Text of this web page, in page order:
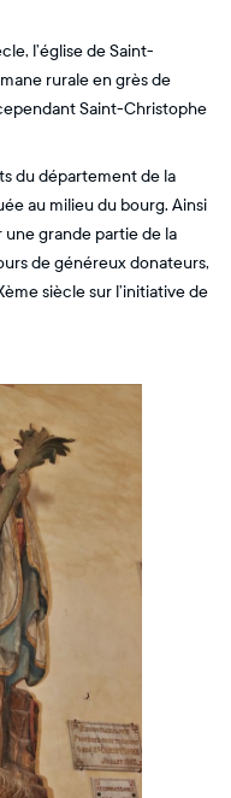
l’église de Saint-
rurale en grès de
Saint-Christophe
du département de la
au milieu du bourg. Ainsi
une grande partie de la
de généreux donateurs,
siècle sur l’initiative de